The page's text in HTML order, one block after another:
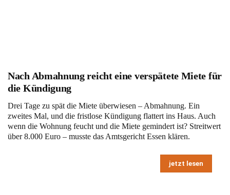
Nach Abmahnung reicht eine verspätete Miete für
die Kündigung
Drei Tage zu spät die Miete überwiesen – Abmahnung. Ein
zweites Mal, und die fristlose Kündigung flattert ins Haus. Auch
wenn die Wohnung feucht und die Miete gemindert ist? Streitwert
über 8.000 Euro – musste das Amtsgericht Essen klären.
jetzt lesen